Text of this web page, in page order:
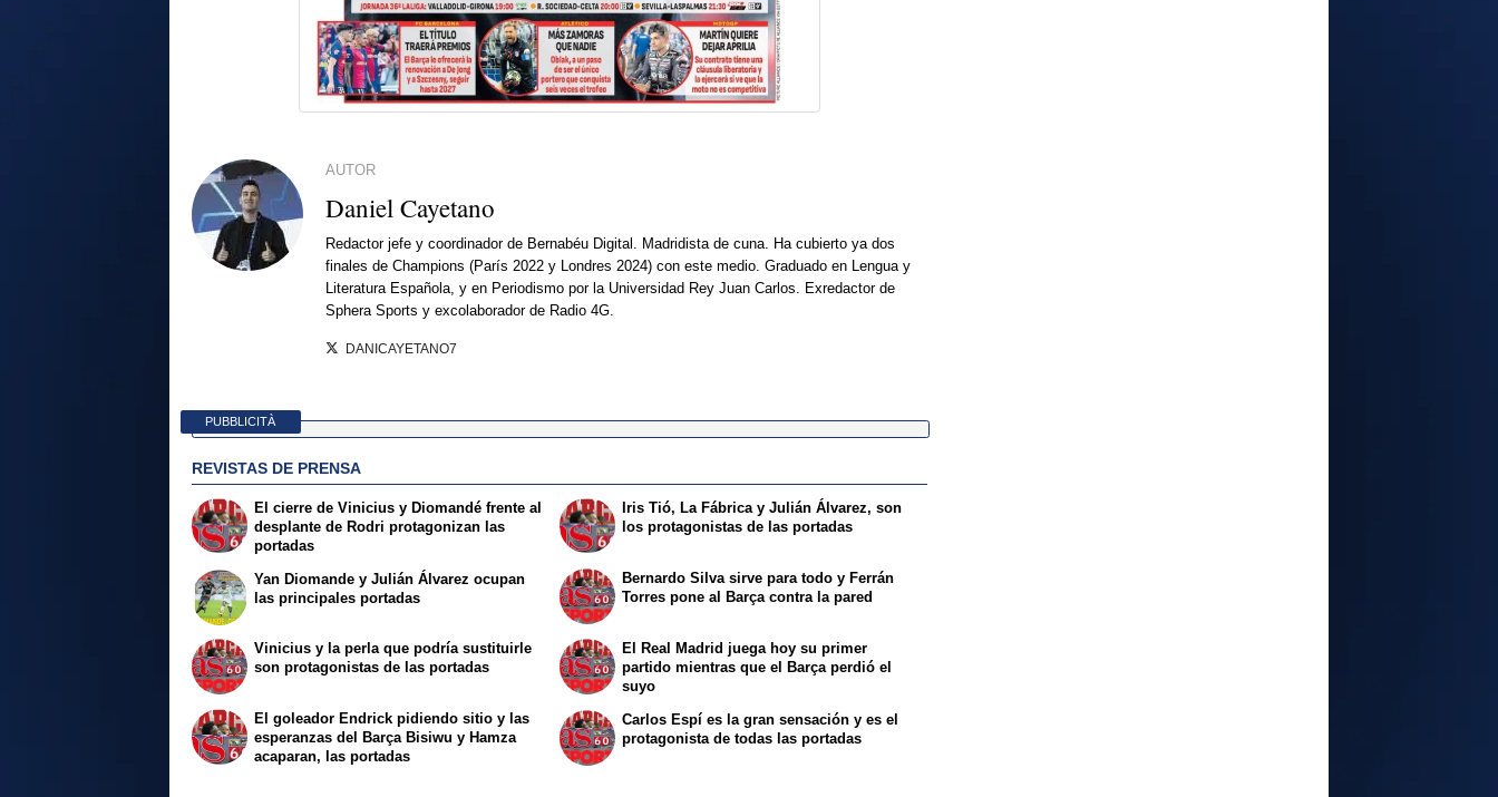
AUTOR
Daniel Cayetano
Redactor jefe y coordinador de Bernabéu Digital. Madridista de cuna. Ha cubierto ya dos
finales de Champions (París 2022 y Londres 2024) con este medio. Graduado en Lengua y
Literatura Española, y en Periodismo por la Universidad Rey Juan Carlos. Exredactor de
Sphera Sports y excolaborador de Radio 4G.
DANICAYETANO7
PUBBLICITÀ
REVISTAS DE PRENSA
El cierre de Vinicius y Diomandé frente al
desplante de Rodri protagonizan las
portadas
Yan Diomande y Julián Álvarez ocupan
las principales portadas
Iris Tió, La Fábrica y Julián Álvarez, son
los protagonistas de las portadas
Bernardo Silva sirve para todo y Ferrán
Torres pone al Barça contra la pared
Vinicius y la perla que podría sustituirle
son protagonistas de las portadas
El goleador Endrick pidiendo sitio y las
esperanzas del Barça Bisiwu y Hamza
acaparan, las portadas
El Real Madrid juega hoy su primer
partido mientras que el Barça perdió el
suyo
Carlos Espí es la gran sensación y es el
protagonista de todas las portadas